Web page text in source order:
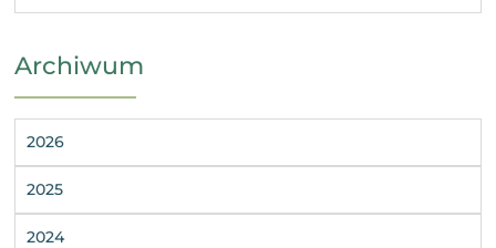
Archiwum
2026
2025
2024